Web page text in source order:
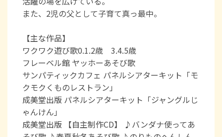
また、2児の父として子育て真っ最中。
【主な作品】
ワクワク遊び歌0.1.2歳 3.4.5歳
フレーベル館 ヤッホーあそび歌
サンパティックカフェ パネルシアターキット「モ
クモクくものレストラン」
成美堂出版 パネルシアターキット「ジャングルじ
ゃんけん」
成美堂出版 【自主制作CD】 ♪バンダナ使ってあ